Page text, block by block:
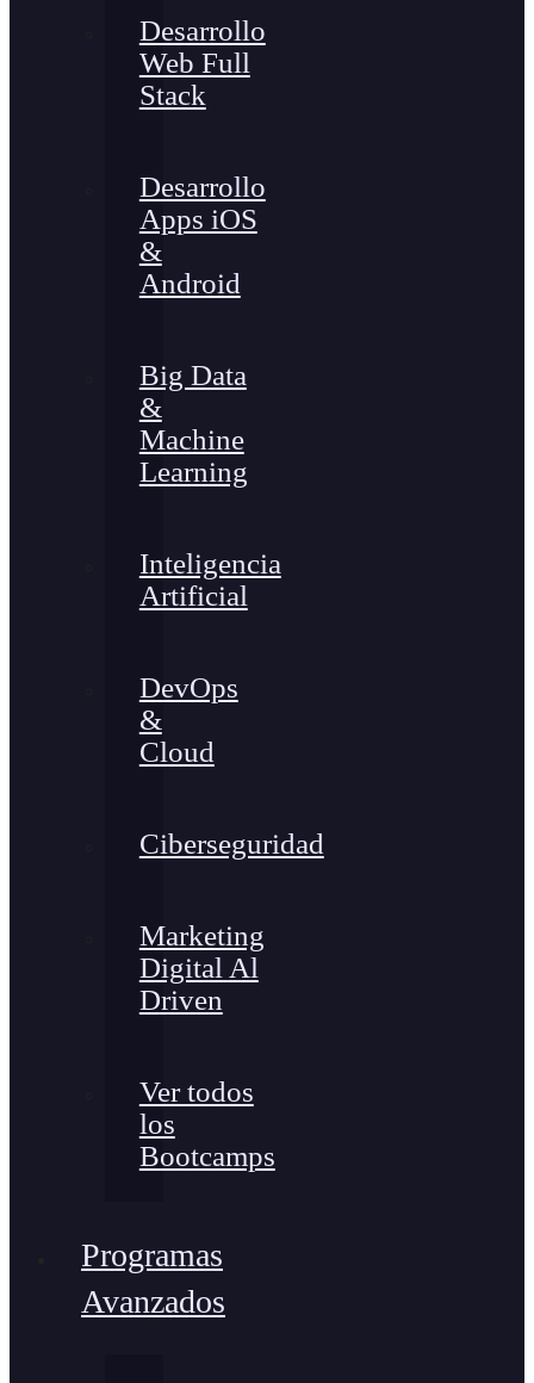
Desarrollo
Web Full
Stack
Desarrollo
Apps iOS
&
Android
Big Data
&
Machine
Learning
Inteligencia
Artificial
DevOps
&
Cloud
Ciberseguridad
Marketing
Digital Al
Driven
Ver todos
los
Bootcamps
Programas
Avanzados